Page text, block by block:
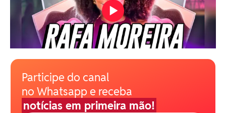
Participe do canal
no Whatsapp e receba
notícias em primeira mão!